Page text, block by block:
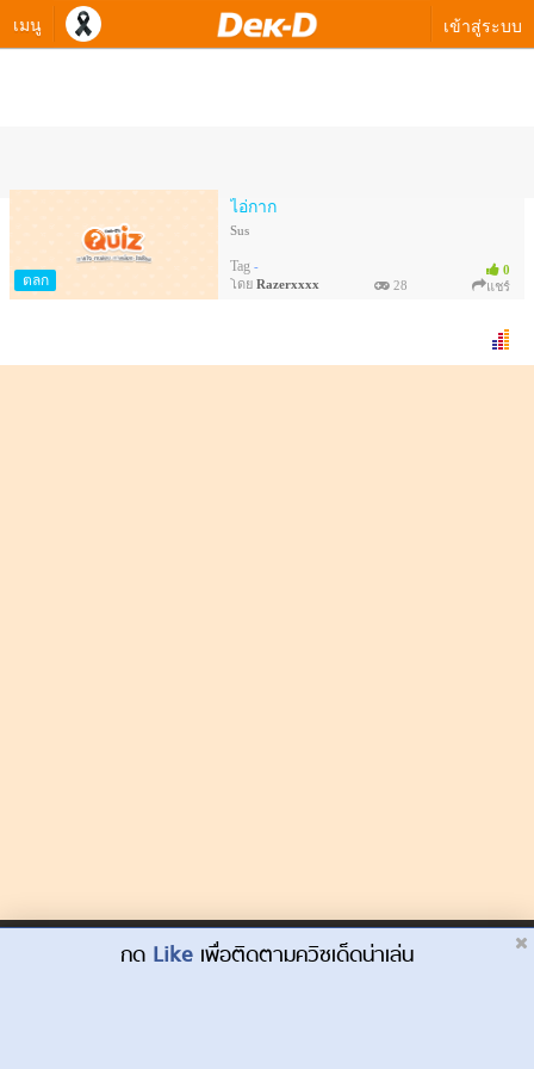
เมนู เข้าสู่ระบบ
Dek-D.com ใช้คุกกี้เพื่อพัฒนาประสบการณ์ของ
ตลก
ไอ่กาก
0
Sus
Tag -
โดย Razerxxxx 28 แชร์
กด Like เพื่อติดตามควิซเด็ดน่าเล่น